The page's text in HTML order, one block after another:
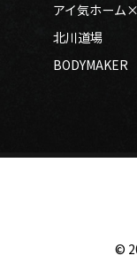
アイ気ホーム
北川道場
BODYMAKER
©